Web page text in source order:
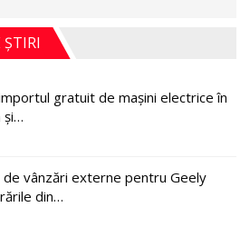
ȘTIRI
gratuit de mașini electrice în
și…
de vânzări externe pentru Geely
din…